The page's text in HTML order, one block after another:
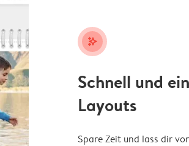
stars_plus
Schnell und
Layouts
Spare Zeit und lass dir